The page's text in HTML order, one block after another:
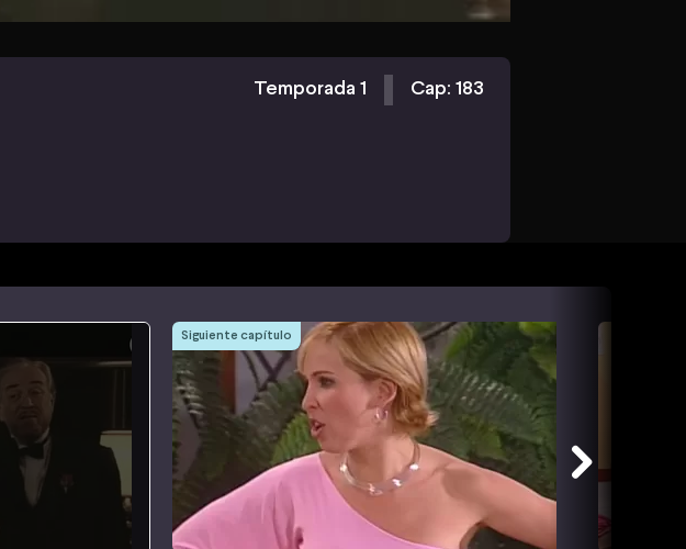
Temporada 1 Cap: 183
Siguiente capítulo